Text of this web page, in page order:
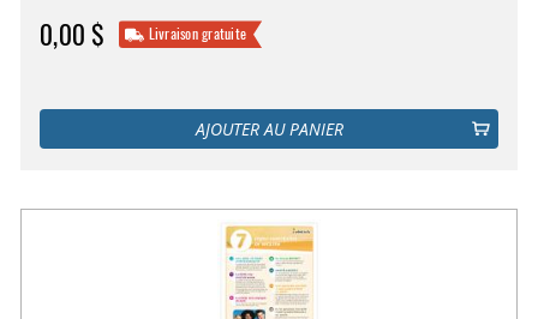
0,00 $ Livraison gratuite
AJOUTER AU PANIER